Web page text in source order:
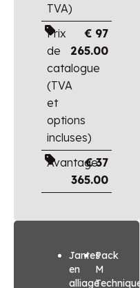
TVA)
Prix
de
catalogue
(TVA
et
options
incluses)
€ 97
265.00
Avantage
€37
365.00
Jantes
en
alliage
Pack
M
Technique